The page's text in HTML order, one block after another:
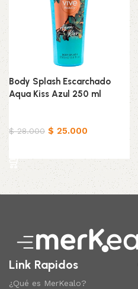
Body Splash Escarchado
Aqua Kiss Azul 250 ml
$28.000 $ 25.000
Link Rapidos
¿Qué es MerKealo?